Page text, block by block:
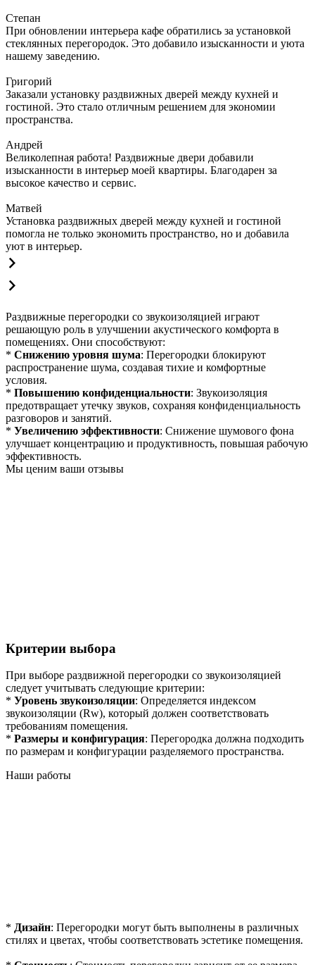
Степан
При обновлении интерьера кафе обратились за установкой
стеклянных перегородок. Это добавило изысканности и уюта
нашему заведению.
Григорий
Заказали установку раздвижных дверей между кухней и
гостиной. Это стало отличным решением для экономии
пространства.
Андрей
Великолепная работа! Раздвижные двери добавили
изысканности в интерьер моей квартиры. Благодарен за
высокое качество и сервис.
Матвей
Установка раздвижных дверей между кухней и гостиной
помогла не только экономить пространство, но и добавила
уют в интерьер.
Раздвижные перегородки со звукоизоляцией играют
решающую роль в улучшении акустического комфорта в
помещениях. Они способствуют:
* Снижению уровня шума: Перегородки блокируют
распространение шума, создавая тихие и комфортные
условия.
* Повышению конфиденциальности: Звукоизоляция
предотвращает утечку звуков, сохраняя конфиденциальность
разговоров и занятий.
* Увеличению эффективности: Снижение шумового фона
улучшает концентрацию и продуктивность, повышая рабочую
эффективность.
Мы ценим ваши отзывы
Критерии выбора
При выборе раздвижной перегородки со звукоизоляцией
следует учитывать следующие критерии:
* Уровень звукоизоляции: Определяется индексом
звукоизоляции (Rw), который должен соответствовать
требованиям помещения.
* Размеры и конфигурация: Перегородка должна подходить
по размерам и конфигурации разделяемого пространства.
Наши работы
* Дизайн: Перегородки могут быть выполнены в различных
стилях и цветах, чтобы соответствовать эстетике помещения.